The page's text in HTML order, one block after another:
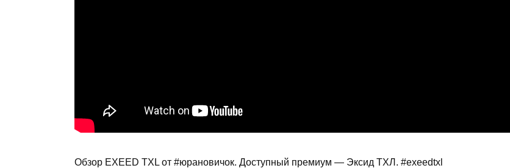
Обзор EXEED TXL от #юрановичок. Доступный премиум — Эксид ТХЛ. #exeedtxl